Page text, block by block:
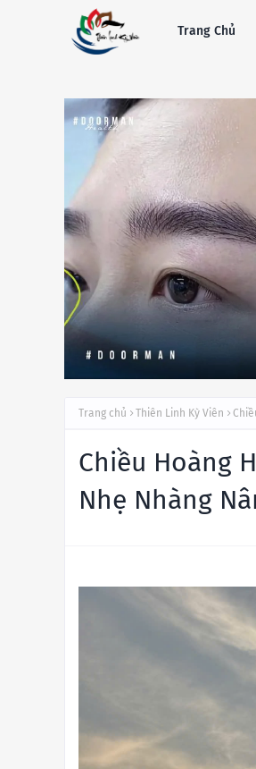
Trang Chủ
Trang chủ Thiên Linh Kỳ Viên
Chiều Hoàng
Nhẹ Nhàng